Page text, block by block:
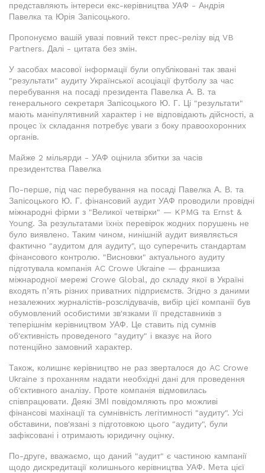
представляють інтереси екс-керівництва УАФ - Андрія
Павелка та Юрія Запісоцького.
Пропонуємо вашій увазі повний текст прес-релізу від VB
Partners. Далі - цитата без змін.
У засобах масової інформації були опубліковані так звані
"результати" аудиту Української асоціації футболу за час
перебування на посаді президента Павелка А. В. та
генерального секретаря Запісоцького Ю. Г. Ці "результати"
мають маніпулятивний характер і не відповідають дійсності, а
процес їх складання потребує уваги з боку правоохоронних
органів.
Майже 2 мільярди - УАФ оцінила збитки за часів
президентства Павелка
По-перше, під час перебування на посаді Павелка А. В. та
Запісоцького Ю. Г. фінансовий аудит УАФ проводили провідні
міжнародні фірми з "Великої четвірки" — KPMG та Ernst &
Young. За результатами їхніх перевірок жодних порушень не
було виявлено. Таким чином, нинішній аудит виявляється
фактично "аудитом для аудиту", що суперечить стандартам
фінансового контролю. "Висновки" актуального аудиту
підготувала компанія AC Crowe Ukraine — франшиза
міжнародної мережі Crowe Global, до складу якої в Україні
входять п’ять різних приватних підприємств. Згідно з даними
незалежних журналістів-розслідувачів, вибір цієї компанії був
обумовлений особистими зв'язками її представників з
теперішнім керівництвом УАФ. Це ставить під сумнів
об'єктивність проведеного "аудиту" і вказує на його
потенційно замовний характер.
Також, колишнє керівництво не раз зверталося до AC Crowe
Ukraine з проханням надати необхідні дані для проведення
об'єктивного аналізу. Проте компанія відмовилась
співпрацювати. Деякі ЗМІ повідомляють про можливі
фінансові махінації та сумнівність легітимності "аудиту". Усі
обставини, пов'язані з підготовкою цього "аудиту", були
зафіксовані і отримають юридичну оцінку.
По-друге, вважаємо, що даний "аудит" є частиною кампанії
щодо дискредитації колишнього керівництва УАФ. Мета цієї